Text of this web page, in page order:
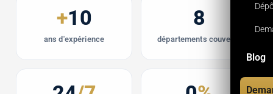
Blog
+10
ans d'expérience
8
départements couverts